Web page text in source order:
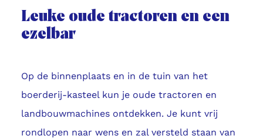
Leuke oude tractoren en een
ezelbar
Op de binnenplaats en in de tuin van het
boerderij-kasteel kun je oude tractoren en
landbouwmachines ontdekken. Je kunt vrij
rondlopen naar wens en zal versteld staan van